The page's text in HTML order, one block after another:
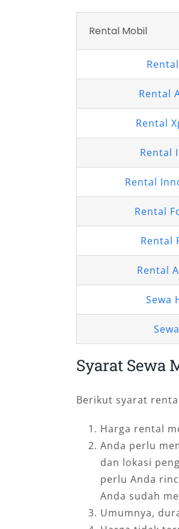
Rental Mobil
Rental
Rental
Rental
Rental
Rental
Rental
Rental
Sewa
Syarat Sewa
Berikut syarat
Harga rental
Anda perlu
dan lokasi
perlu Anda
Anda sudah
Umumnya,